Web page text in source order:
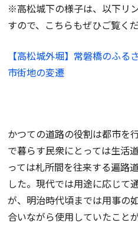
※高松城下の様子は、以下リ
すので、こちらもぜひご覧くだ
【高松城外堀】常磐橋のふ
市街地の変遷
かつての道路の役割は都市を
で暮らす民衆にとっては生活
っては札所間を往来する遍路
した。現代では用途に応じて
が、明治時代頃までは用事の
合いながら使用していたこと